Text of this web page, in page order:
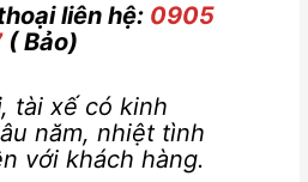
liên hệ: 0905
( Bảo)
, tài xế có kinh
năm, nhiệt tình
với khách hàng.